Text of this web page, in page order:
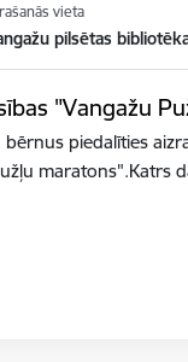
vieta
pilsētas
"Vangažu
piedalīties
maratons".Katrs